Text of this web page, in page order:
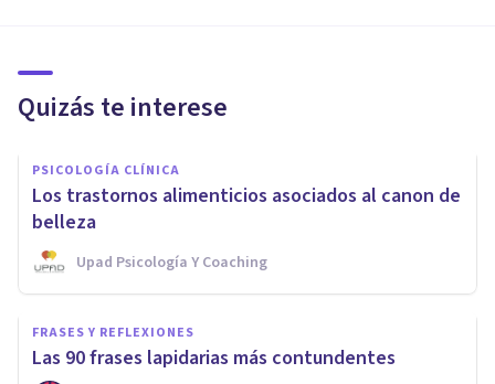
Quizás te interese
PSICOLOGÍA CLÍNICA
Los trastornos alimenticios asociados al canon de
belleza
Upad Psicología Y Coaching
FRASES Y REFLEXIONES
Las 90 frases lapidarias más contundentes